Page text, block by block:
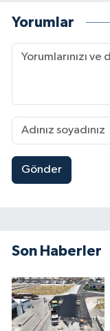
Yorumlar
Gönder
Son Haberler